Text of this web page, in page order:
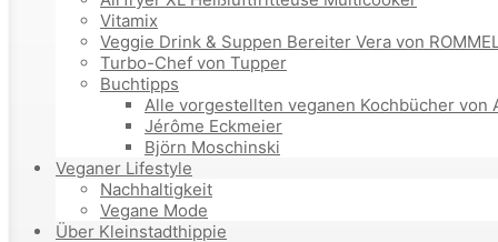
Vitamix
Veggie Drink & Suppen Bereiter Vera von
Turbo-Chef von Tupper
Buchtipps
Alle vorgestellten veganen Kochbücher von
Jérôme Eckmeier
Björn Moschinski
Veganer Lifestyle
Nachhaltigkeit
Vegane Mode
Über Kleinstadthippie